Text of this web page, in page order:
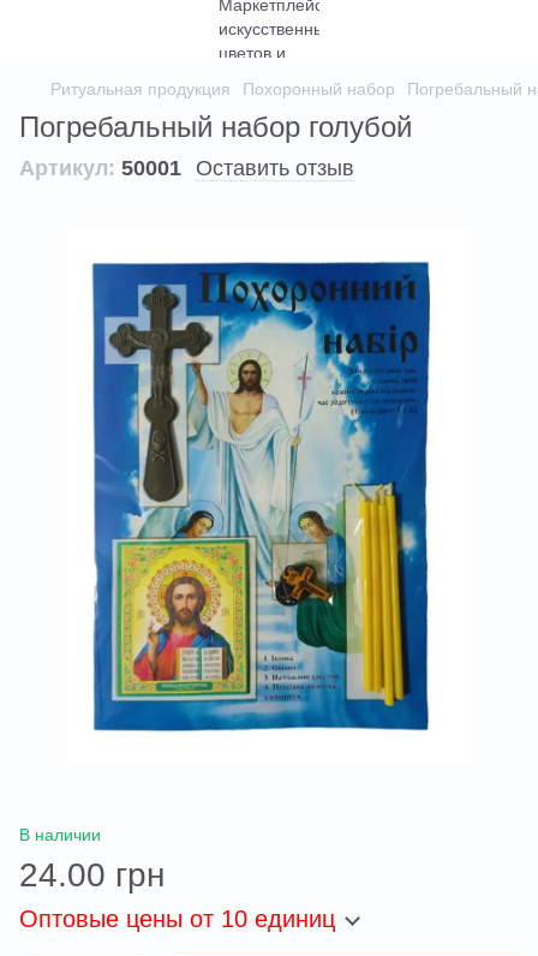
Ритуальная продукция Похоронный набор Погребальный
Погребальный набор голубой
Артикул: 50001 Оставить отзыв
В наличии
24.00 грн
Оптовые цены от 10 единиц